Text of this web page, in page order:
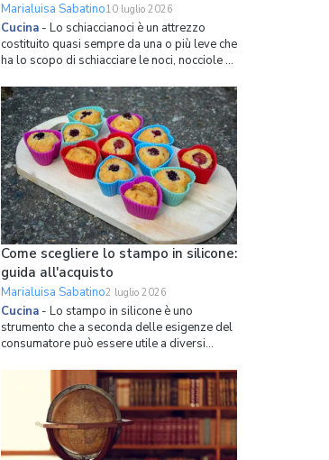
Marialuisa Sabatino10 luglio 2026
Cucina- Lo schiaccianoci è un attrezzo
costituito quasi sempre da una o più leve che
ha lo scopo di schiacciare le noci, nocciole o
piccolo oggetto può rivelarsi davvero
indispensabile soprattutto durante le
festività natalizie, quando nella maggior
parte d
Come scegliere lo stampo in silicone:
guida all'acquisto
Marialuisa Sabatino2 luglio 2026
Cucina- Lo stampo in silicone è uno
strumento che a seconda delle esigenze del
consumatore può essere utile a diversi
di dolci. I vari blog e programmi televisivi
dedicati al mondo della gastronomia,
sempre più numerosi in TV e su internet,
hanno contribui